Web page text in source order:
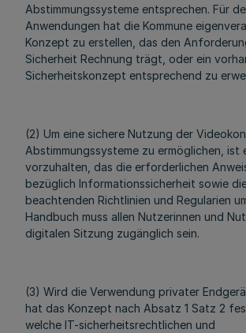
Abstimmungssysteme entsprechen. Für
Anwendungen hat die Kommune
Konzept zu erstellen, das den
Sicherheit Rechnung trägt, oder ein
Sicherheitskonzept entsprechend zu
(2) Um eine sichere Nutzung der
Abstimmungssysteme zu ermöglichen, ist
vorzuhalten, das die erforderlichen
bezüglich Informationssicherheit sowie
beachtenden Richtlinien und Regularien
Handbuch muss allen Nutzerinnen und
digitalen Sitzung zugänglich sein.
(3) Wird die Verwendung privater
hat das Konzept nach Absatz 1 Satz 2
welche IT-sicherheitsrechtlichen und